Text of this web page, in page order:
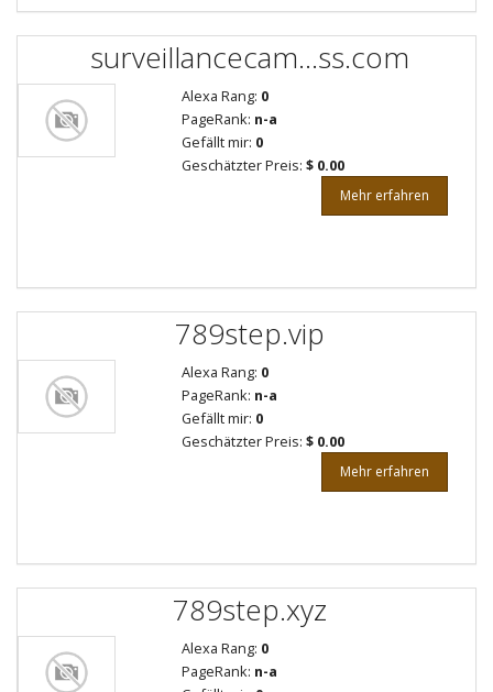
surveillancecam...ss.com
Alexa Rang: 0
PageRank: n-a
Gefällt mir: 0
Geschätzter Preis: $ 0.00
Mehr erfahren
789step.vip
Alexa Rang: 0
PageRank: n-a
Gefällt mir: 0
Geschätzter Preis: $ 0.00
Mehr erfahren
789step.xyz
Alexa Rang: 0
PageRank: n-a